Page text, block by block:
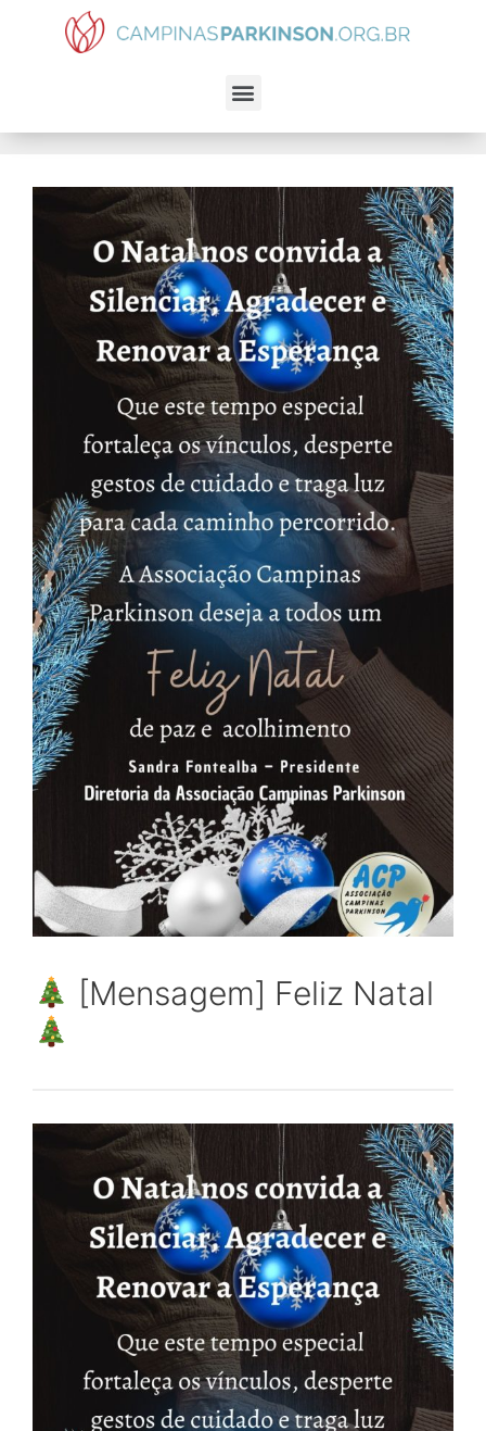
[Mensagem] Feliz Natal